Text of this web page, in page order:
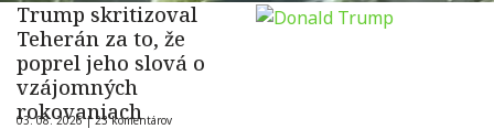
Trump skritizoval
Teherán za to, že
poprel jeho slová o
vzájomných
rokovaniach
03. 08. 2026 |23 komentárov